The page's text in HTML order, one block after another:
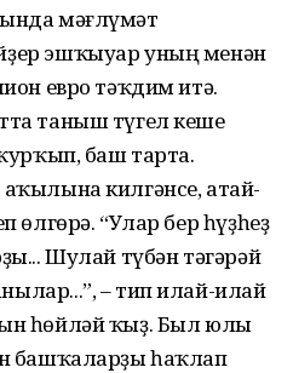
мәғлүмәт
эшҡыуар уның менән
евро тәҡдим итә.
таныш түгел кеше
баш тарта.
килгәнсе, атай-
өлгөрә. “Улар бер һүҙһеҙ
Шулай түбән тәгәрәй
– тип илай-илай
һөйләй ҡыҙ. Был юлы
башҡаларҙы һаҡлап